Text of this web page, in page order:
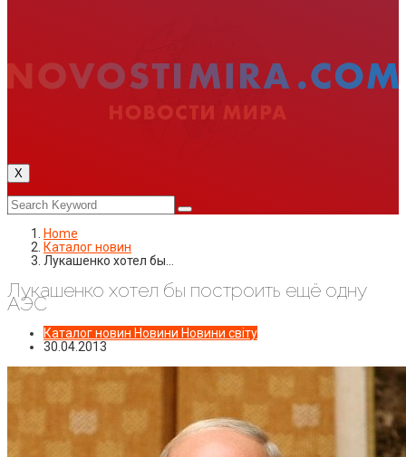
X
Home
Каталог новин
Лукашенко хотел бы…
Лукашенко хотел бы построить ещё одну
АЭС
Каталог новин Новини Новини світу
30.04.2013